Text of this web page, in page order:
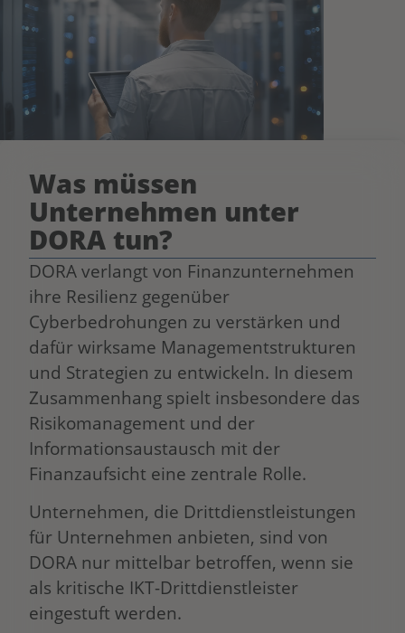
Was müssen
Unternehmen unter
DORA tun?
DORA verlangt von Finanzunternehmen
ihre Resilienz gegenüber
Cyberbedrohungen zu verstärken und
dafür wirksame Managementstrukturen
und Strategien zu entwickeln. In diesem
Zusammenhang spielt insbesondere das
Risikomanagement und der
Informationsaustausch mit der
Finanzaufsicht eine zentrale Rolle.
Unternehmen, die Drittdienstleistungen
für Unternehmen anbieten, sind von
DORA nur mittelbar betroffen, wenn sie
als kritische IKT-Drittdienstleister
eingestuft werden.